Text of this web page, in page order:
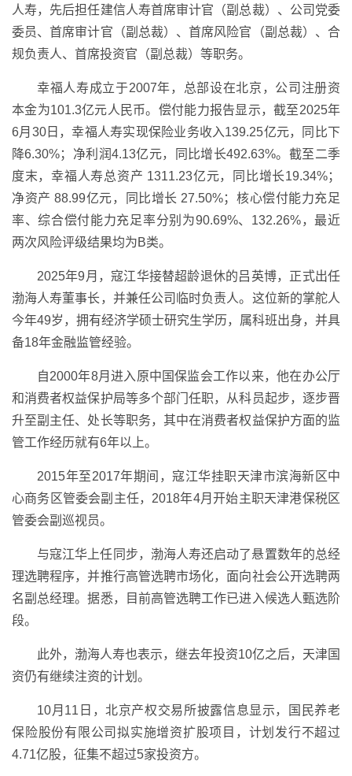
人寿，先后担任建信人寿首席审计官（副总裁）、公司党委
委员、首席审计官（副总裁）、首席风险官（副总裁）、合
规负责人、首席投资官（副总裁）等职务。
幸福人寿成立于2007年，总部设在北京，公司注册资
本金为101.3亿元人民币。偿付能力报告显示，截至2025年
6月30日，幸福人寿实现保险业务收入139.25亿元，同比下
降6.30%；净利润4.13亿元，同比增长492.63%。截至二季
度末，幸福人寿总资产 1311.23亿元，同比增长19.34%；
净资产 88.99亿元，同比增长 27.50%；核心偿付能力充足
率、综合偿付能力充足率分别为90.69%、132.26%，最近
两次风险评级结果均为B类。
2025年9月，寇江华接替超龄退休的吕英博，正式出任
渤海人寿董事长，并兼任公司临时负责人。这位新的掌舵人
今年49岁，拥有经济学硕士研究生学历，属科班出身，并具
备18年金融监管经验。
自2000年8月进入原中国保监会工作以来，他在办公厅
和消费者权益保护局等多个部门任职，从科员起步，逐步晋
升至副主任、处长等职务，其中在消费者权益保护方面的监
管工作经历就有6年以上。
2015年至2017年期间，寇江华挂职天津市滨海新区中
心商务区管委会副主任，2018年4月开始主职天津港保税区
管委会副巡视员。
与寇江华上任同步，渤海人寿还启动了悬置数年的总经
理选聘程序，并推行高管选聘市场化，面向社会公开选聘两
名副总经理。据悉，目前高管选聘工作已进入候选人甄选阶
段。
此外，渤海人寿也表示，继去年投资10亿之后，天津国
资仍有继续注资的计划。
10月11日，北京产权交易所披露信息显示，国民养老
保险股份有限公司拟实施增资扩股项目，计划发行不超过
4.71亿股，征集不超过5家投资方。